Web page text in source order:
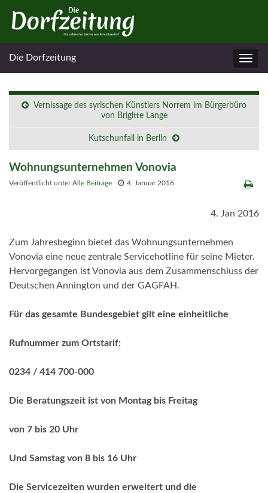
Die Dorfzeitung
Vernissage des syrischen Künstlers Norrem im Bürgerbüro
von Brigitte Lange
Kutschunfall in Berlin
Wohnungsunternehmen Vonovia
Veröffentlicht unterAlle Beiträge 4. Januar 2016
4. Jan 2016
Zum Jahresbeginn bietet das Wohnungsunternehmen
Vonovia eine neue zentrale Servicehotline für seine Mieter.
Hervorgegangen ist Vonovia aus dem Zusammenschluss der
Deutschen Annington und der GAGFAH.
Für das gesamte Bundesgebiet gilt eine einheitliche
Rufnummer zum Ortstarif:
0234 / 414 700-000
Die Beratungszeit ist von Montag bis Freitag
von 7 bis 20 Uhr
Und Samstag von 8 bis 16 Uhr
Die Servicezeiten wurden erweitert und die